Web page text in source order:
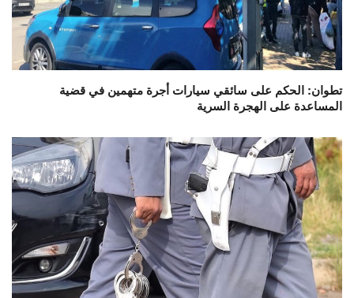
تطوان: الحكم على سائقي سيارات أجرة متهمين في قضية
المساعدة على الهجرة السرية